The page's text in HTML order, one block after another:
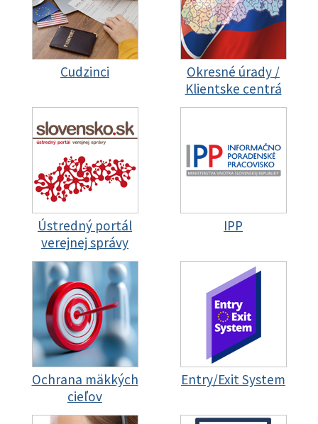
Cudzinci
Okresné úrady /
Klientske centrá
Ústredný portál
verejnej správy
IPP
Ochrana mäkkých
cieľov
Entry/Exit System